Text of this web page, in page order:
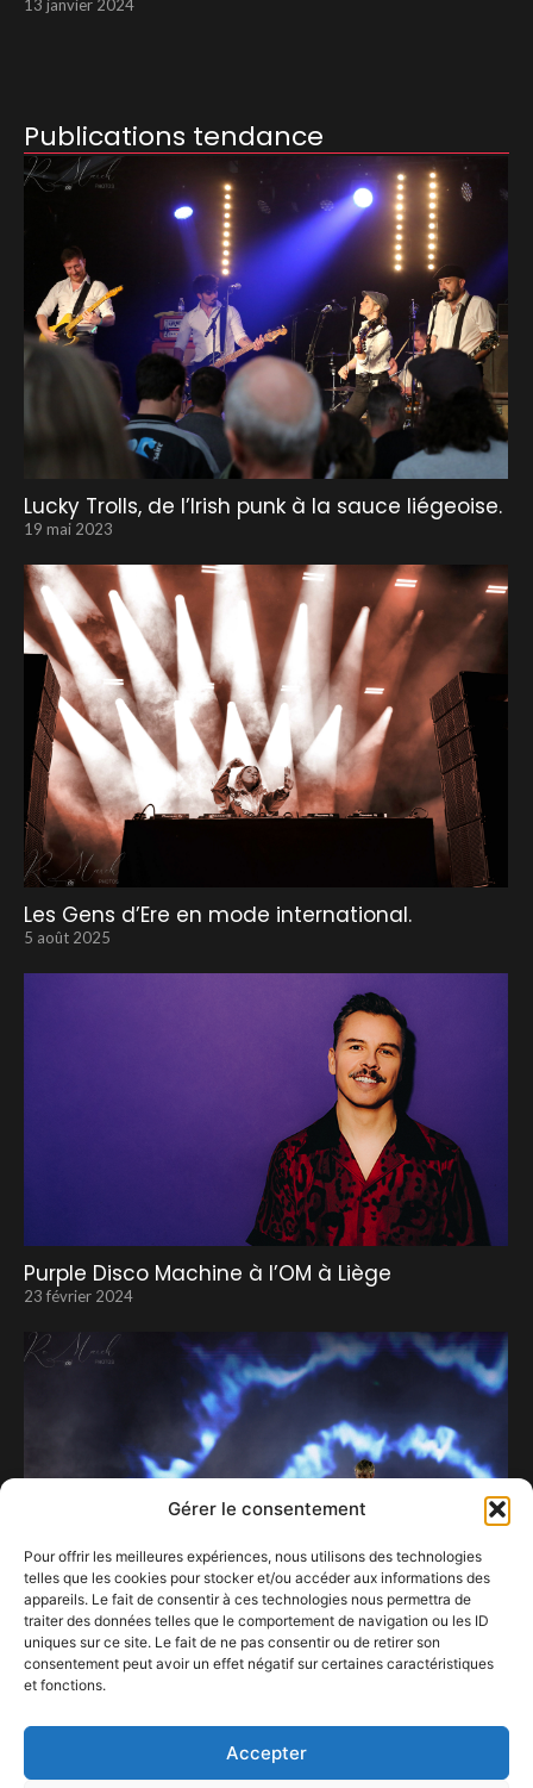
Gérer le consentement
Pour offrir les meilleures expériences, nous utilisons des technologies
telles que les cookies pour stocker et/ou accéder aux informations des
appareils. Le fait de consentir à ces technologies nous permettra de
traiter des données telles que le comportement de navigation ou les ID
uniques sur ce site. Le fait de ne pas consentir ou de retirer son
consentement peut avoir un effet négatif sur certaines caractéristiques
et fonctions.
Accepter
13 janvier 2024
Publications tendance
Lucky Trolls, de l’Irish punk à la sauce liégeoise.
19 mai 2023
Les Gens d’Ere en mode international.
5 août 2025
Purple Disco Machine à l’OM à Liège
23 février 2024
Pour le show, Oscar and the Wolf est toujours
9 août 2024